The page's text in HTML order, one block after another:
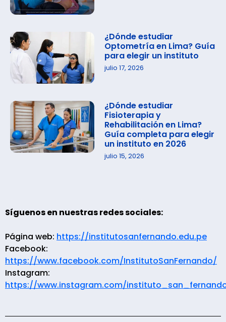
¿Dónde estudiar
Optometría en Lima? Guía
para elegir un instituto
julio 17, 2026
¿Dónde estudiar
Fisioterapia y
Rehabilitación en Lima?
Guía completa para elegir
un instituto en 2026
julio 15, 2026
Síguenos en nuestras redes sociales:
Página web: https://institutosanfernando.edu.pe
Facebook:
https://www.facebook.com/InstitutoSanFernando/
Instagram:
https://www.instagram.com/